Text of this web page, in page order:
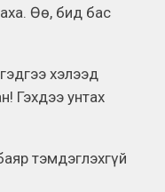
Өө, бид бас
хэлээд
Гэхдээ унтах
тэмдэглэхгүй